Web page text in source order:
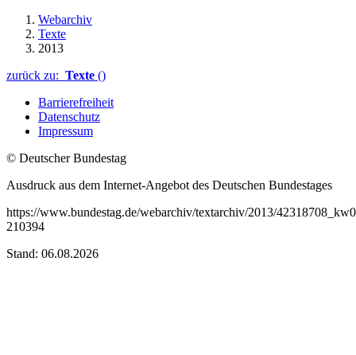
Webarchiv
Texte
2013
zurück zu: Texte ()
Barrierefreiheit
Datenschutz
Impressum
© Deutscher Bundestag
Ausdruck aus dem Internet-Angebot des Deutschen Bundestages
https://www.bundestag.de/webarchiv/textarchiv/2013/
210394
Stand: 06.08.2026